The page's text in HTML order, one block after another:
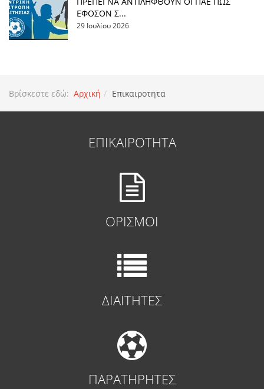
ΕΦΟΣΟΝ Σ...
29 Ιουλίου 2026
Βρίσκεστε εδώ: Αρχική Επικαιροτητα
ΕΠΙΚΑΙΡΟΤΗΤΑ
ΟΡΙΣΜΟΙ
ΔΙΑΙΤΗΤΕΣ
ΠΑΡΑΤΗΡΗΤΕΣ